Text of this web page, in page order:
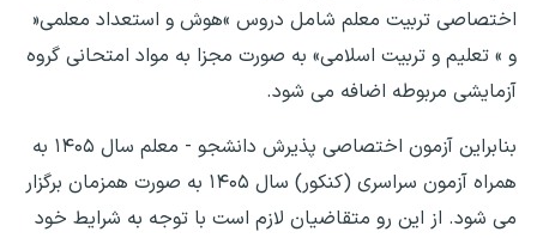
اختصاصی تربیت معلم شامل دروس »هوش و استعداد معلمی«
و » تعلیم و تربیت اسلامی» به صورت مجزا به مواد امتحانی گروه
آزمایشی مربوطه اضافه می شود.
بنابراین آزمون اختصاصی پذیرش دانشجو - معلم سال ۱۴۰۵ به
همراه آزمون سراسری (کنکور) سال ۱۴۰۵ به صورت همزمان برگزار
می شود. از این رو متقاضیان لازم است با توجه به شرایط خود